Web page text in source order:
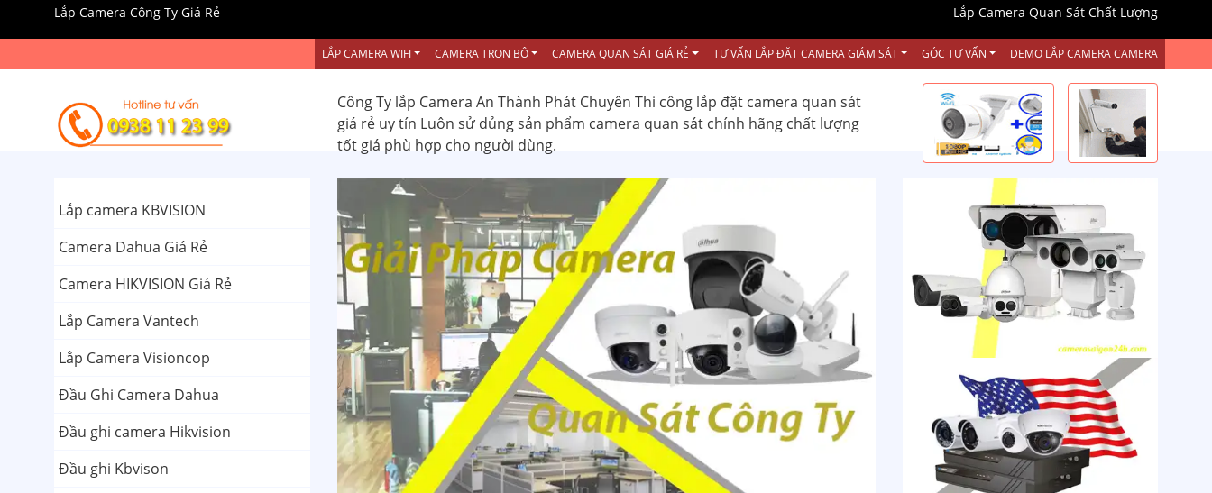
Lắp Camera Công Ty Giá Rẻ Lắp Camera Quan Sát Chất Lượng
LẮP CAMERA WIFI CAMERA TRỌN BỘ CAMERA QUAN SÁT GIÁ RẺ TƯ VẤN LẮP ĐẶT CAMERA GIÁM SÁT GÓC TƯ VẤN DEMO LẮP CAMERA CAMERA
Công Ty lắp Camera An Thành Phát Chuyên Thi công lắp đặt camera quan sát
giá rẻ uy tín Luôn sử dủng sản phẩm camera quan sát chính hãng chất lượng
tốt giá phù hợp cho người dùng.
Lắp camera KBVISION
Camera Dahua Giá Rẻ
Camera HIKVISION Giá Rẻ
Lắp Camera Vantech
Lắp Camera Visioncop
Đầu Ghi Camera Dahua
Đầu ghi camera Hikvision
Đầu ghi Kbvison